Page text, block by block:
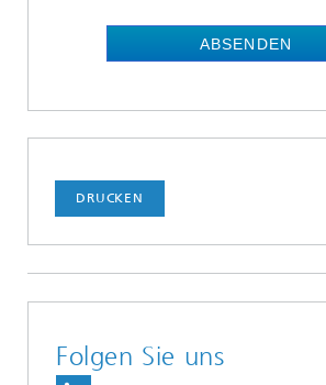
ABSENDEN
DRUCKEN
Folgen Sie uns